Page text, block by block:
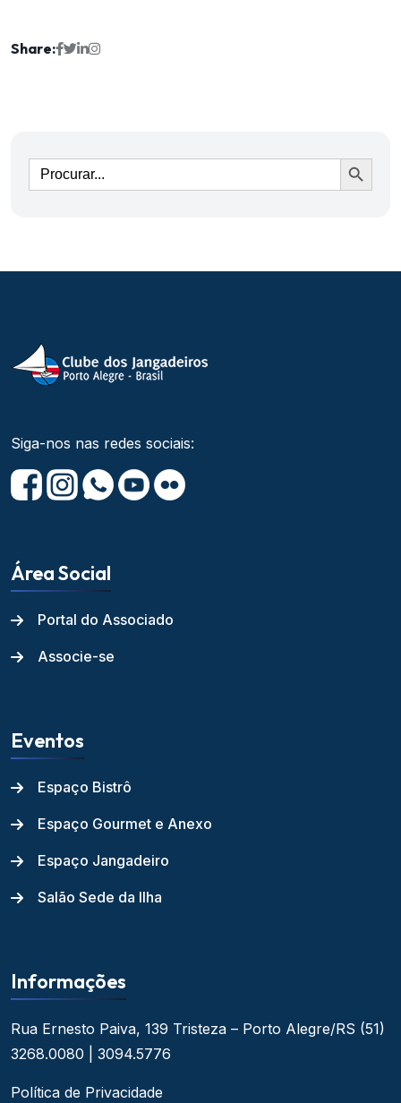
Share:
Ir
Siga-nos nas redes sociais:
Área Social
Portal do Associado
Associe-se
Eventos
Espaço Bistrô
Espaço Gourmet e Anexo
Espaço Jangadeiro
Salão Sede da Ilha
Informações
Rua Ernesto Paiva, 139 Tristeza – Porto Alegre/RS (51)
3268.0080 | 3094.5776
Política de Privacidade